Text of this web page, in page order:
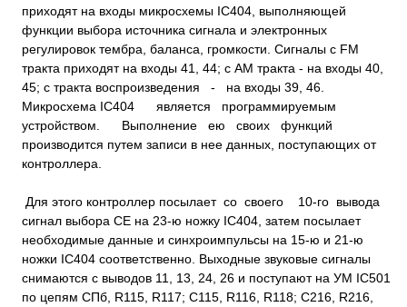
приходят на входы микросхемы IC404, выполняющей
функции выбора источника сигнала и электронных
регулировок тембра, баланса, громкости. Сигналы с FM
тракта приходят на входы 41, 44; с AM тракта - на входы 40,
45; с тракта воспроизведения - на входы 39, 46.
Микросхема IC404 является программируемым
устройством. Выполнение ею своих функций
производится путем записи в нее данных, поступающих от
контроллера.
Для этого контроллер посылает со своего 10-го вывода
сигнал выбора СЕ на 23-ю ножку IC404, затем посылает
необходимые данные и синхроимпульсы на 15-ю и 21-ю
ножки IC404 соответственно. Выходные звуковые сигналы
снимаются с выводов 11, 13, 24, 26 и поступают на УМ IC501
по цепям СПб, R115, R117; С115, R116, R118; С216, R216,